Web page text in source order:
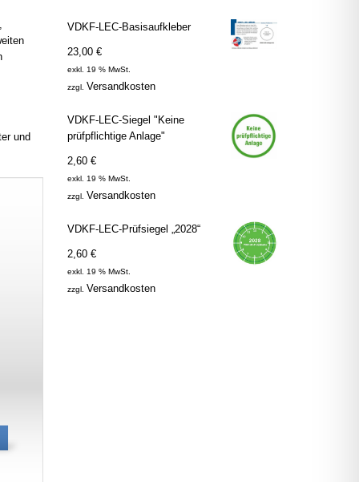
und
VDKF-LEC-Basisaufkleber
23,00 €
exkl. 19 % MwSt.
zzgl. Versandkosten
VDKF-LEC-Siegel "Keine
prüfpflichtige Anlage"
2,60 €
exkl. 19 % MwSt.
zzgl. Versandkosten
VDKF-LEC-Prüfsiegel „2028“
2,60 €
exkl. 19 % MwSt.
zzgl. Versandkosten